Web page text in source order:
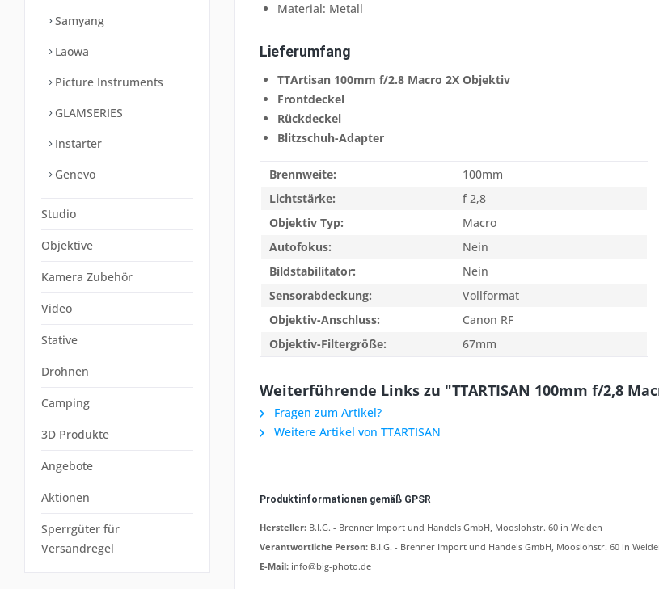
Samyang
Laowa
Picture Instruments
GLAMSERIES
Instarter
Genevo
Studio
Objektive
Kamera Zubehör
Video
Stative
Drohnen
Camping
3D Produkte
Angebote
Aktionen
Sperrgüter für
Versandregel
Material: Metall
Lieferumfang
TTArtisan 100mm f/2.8 Macro 2X Objektiv
Frontdeckel
Rückdeckel
Blitzschuh-Adapter
Brennweite:
100mm
Lichtstärke:
f 2,8
Objektiv Typ:
Macro
Autofokus:
Nein
Bildstabilitator:
Nein
Sensorabdeckung:
Vollformat
Objektiv-Anschluss:
Canon RF
Objektiv-Filtergröße:
67mm
Weiterführende Links zu "TTARTISAN 100mm f/2,8
Fragen zum Artikel?
Weitere Artikel von TTARTISAN
Produktinformationen gemäß GPSR
Hersteller: B.I.G. - Brenner Import und Handels GmbH, Mooslohstr. 60 in Weiden
Verantwortliche Person: B.I.G. - Brenner Import und Handels GmbH, Mooslohstr. 60 in
E-Mail: info@big-photo.de